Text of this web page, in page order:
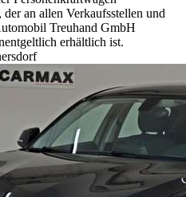
an allen Verkaufsstellen und
Treuhand GmbH
erhältlich ist.